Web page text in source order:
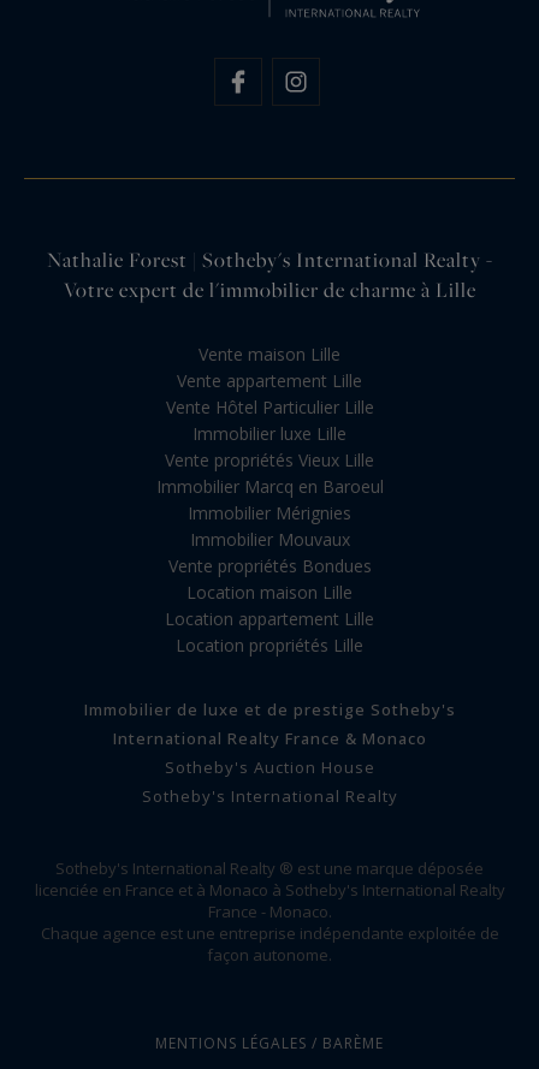
Nathalie Forest | Sotheby's International Realty -
Votre expert de l'immobilier de charme à Lille
Vente maison Lille
Vente appartement Lille
Vente Hôtel Particulier Lille
Immobilier luxe Lille
Vente propriétés Vieux Lille
Immobilier Marcq en Baroeul
Immobilier Mérignies
Immobilier Mouvaux
Vente propriétés Bondues
Location maison Lille
Location appartement Lille
Location propriétés Lille
Immobilier de luxe et de prestige Sotheby's
International Realty France & Monaco
Sotheby's Auction House
Sotheby's International Realty
Sotheby's International Realty ® est une marque déposée
licenciée en France et à Monaco à Sotheby's International Realty
France - Monaco.
Chaque agence est une entreprise indépendante exploitée de
façon autonome.
MENTIONS LÉGALES / BARÈME